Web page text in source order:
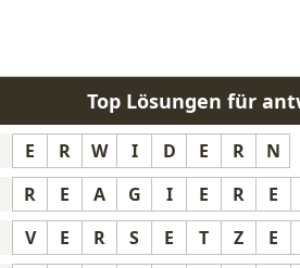
Top Lösungen für
E R W I D E R N
R E A G I E R E
V E R S E T Z E